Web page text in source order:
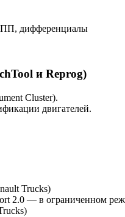
дифференциалы
и Reprog)
Cluster).
двигателей.
Trucks)
2.0 — в ограниченном